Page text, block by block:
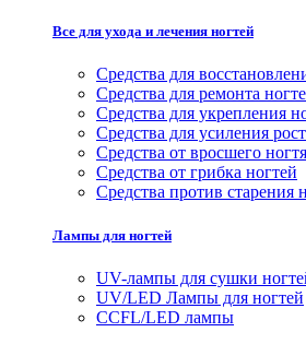
Все для ухода и лечения ногтей
Средства для
Средства для ремонта
Средства для укрепления
Средства для усиления
Средства от вросшего ногтя
Средства от грибка ногтей
Средства против старения
Лампы для ногтей
UV-лампы для сушки
UV/LED Лампы для ногтей
CCFL/LED лампы